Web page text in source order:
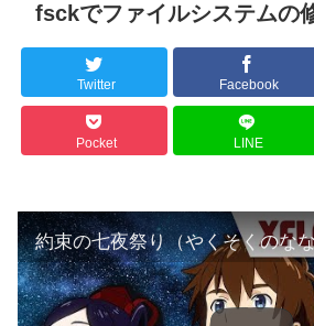
fsckでファイルシステムの
Twitter Facebook
Pocket LINE